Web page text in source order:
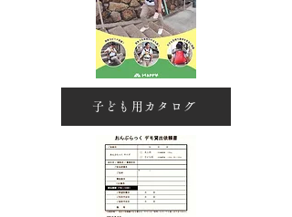
子ども用カタログ